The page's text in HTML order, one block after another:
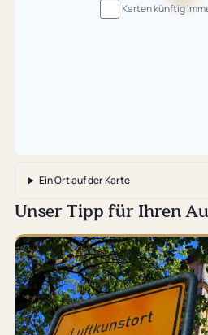
Karten künftig
wird
Ein Ort auf der Karte
Unser Tipp für Ihren